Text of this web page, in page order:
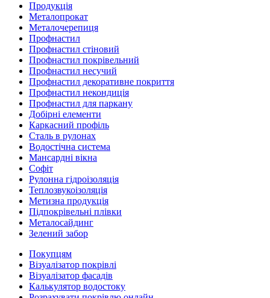
Продукція
Металопрокат
Металочерепиця
Профнастил
Профнастил стіновий
Профнастил покрівельний
Профнастил несучий
Профнастил декоративне покриття
Профнастил некондиція
Профнастил для паркану
Добірні елементи
Каркасний профіль
Сталь в рулонах
Водостічна система
Мансардні вікна
Софіт
Рулонна гідроізоляція
Теплозвукоізоляція
Метизна продукція
Підпокрівельні плівки
Металосайдинг
Зелений забор
Покупцям
Візуалізатор покрівлі
Візуалізатор фасадів
Калькулятор водостоку